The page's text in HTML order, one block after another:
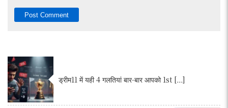
ड्रीम11 में यही 4 गलतियां बार-बार आपको 1st […]